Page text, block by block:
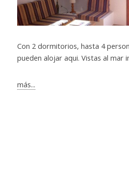
Con 2 dormitorios, hasta 4
pueden alojar aqui. Vistas al mar
más...